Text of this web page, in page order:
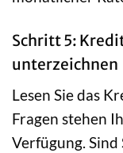
Schritt 5:
unterzeichnen
Lesen Sie das
Fragen stehen
Verfügung.